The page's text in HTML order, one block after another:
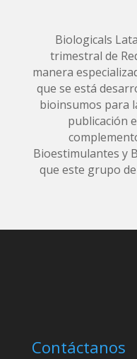
Biologicals
trimestral de
manera
que se está
bioinsumos para
publicación
Bioestimulantes y
que este grupo
Contáctanos